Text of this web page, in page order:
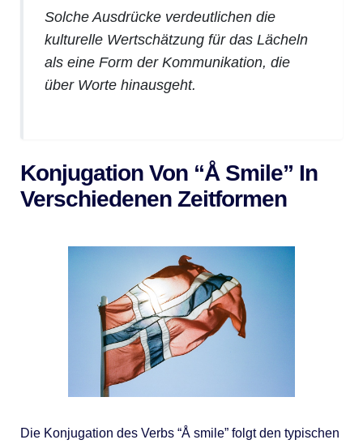
Solche Ausdrücke verdeutlichen die
kulturelle Wertschätzung für das Lächeln
als eine Form der Kommunikation, die
über Worte hinausgeht.
Konjugation Von “Å Smile” In
Verschiedenen Zeitformen
Die Konjugation des Verbs “Å smile” folgt den typischen